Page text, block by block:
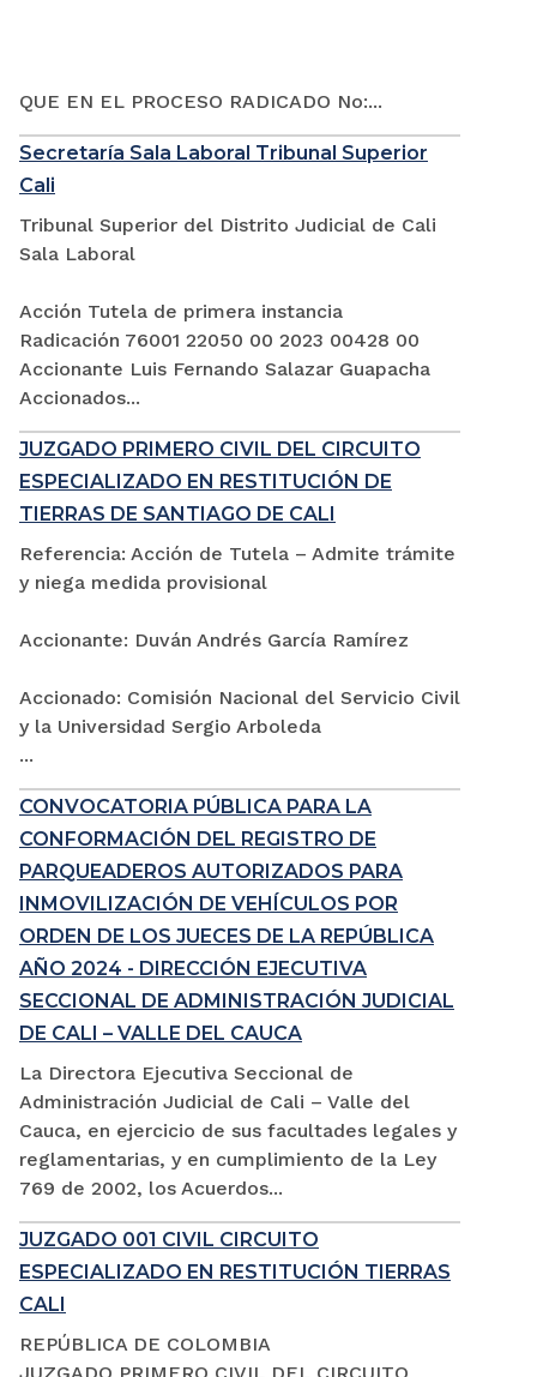
QUE EN EL PROCESO RADICADO No:...
Secretaría Sala Laboral Tribunal Superior
Cali
Tribunal Superior del Distrito Judicial de Cali
Sala Laboral
Acción Tutela de primera instancia
Radicación 76001 22050 00 2023 00428 00
Accionante Luis Fernando Salazar Guapacha
Accionados...
JUZGADO PRIMERO CIVIL DEL CIRCUITO
ESPECIALIZADO EN RESTITUCIÓN DE
TIERRAS DE SANTIAGO DE CALI
Referencia: Acción de Tutela – Admite trámite
y niega medida provisional
Accionante: Duván Andrés García Ramírez
Accionado: Comisión Nacional del Servicio Civil
y la Universidad Sergio Arboleda
...
CONVOCATORIA PÚBLICA PARA LA
CONFORMACIÓN DEL REGISTRO DE
PARQUEADEROS AUTORIZADOS PARA
INMOVILIZACIÓN DE VEHÍCULOS POR
ORDEN DE LOS JUECES DE LA REPÚBLICA
AÑO 2024 - DIRECCIÓN EJECUTIVA
SECCIONAL DE ADMINISTRACIÓN JUDICIAL
DE CALI – VALLE DEL CAUCA
La Directora Ejecutiva Seccional de
Administración Judicial de Cali – Valle del
Cauca, en ejercicio de sus facultades legales y
reglamentarias, y en cumplimiento de la Ley
769 de 2002, los Acuerdos...
JUZGADO 001 CIVIL CIRCUITO
ESPECIALIZADO EN RESTITUCIÓN TIERRAS
CALI
REPÚBLICA DE COLOMBIA